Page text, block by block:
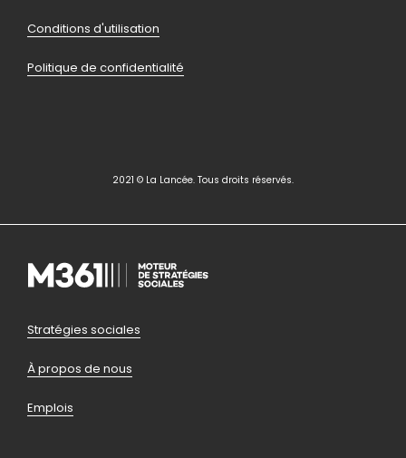
Conditions d'utilisation
Politique de confidentialité
2021 © La Lancée. Tous droits réservés.
Pied
de
page
Stratégies sociales
À propos de nous
Emplois